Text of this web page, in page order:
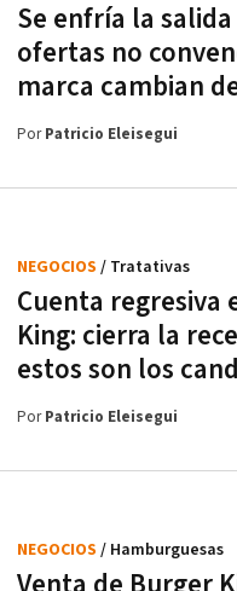
Se enfría la
ofertas no
marca cambian
PorPatricio Eleisegui
Cuenta regresiva
King: cierra la
estos son los
NEGOCIOS / Tratativas
PorPatricio Eleisegui
NEGOCIOS / Hamburguesas